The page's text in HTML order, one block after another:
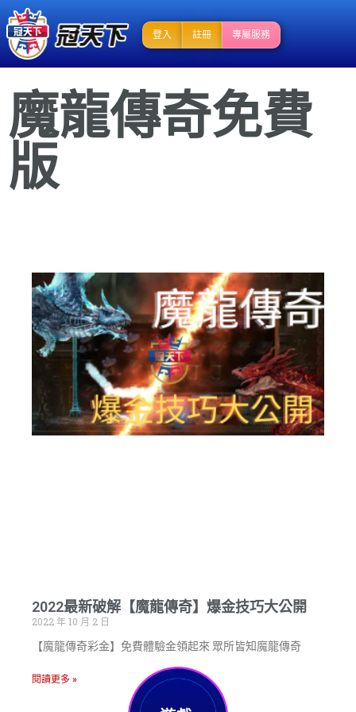
登入 註冊 專屬服務
魔龍傳奇免費
版
2022最新破解【魔龍傳奇】爆金技巧大公開
2022 年 10 月 2 日
【魔龍傳奇彩金】免費體驗金領起來 眾所皆知魔龍傳奇
閱讀更多 »